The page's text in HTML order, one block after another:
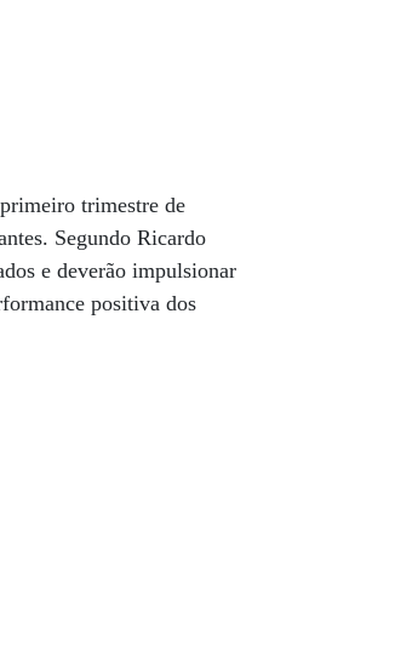
trimestre de
Segundo Ricardo
e deverão impulsionar
positiva dos